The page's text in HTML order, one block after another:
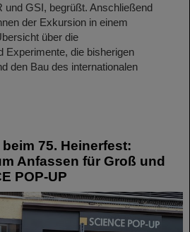
und GSI, begrüßt. Anschließend
der Exkursion in einem
über die
Experimente, die bisherigen
den Bau des internationalen
75. Heinerfest:
Anfassen für Groß und
POP-UP